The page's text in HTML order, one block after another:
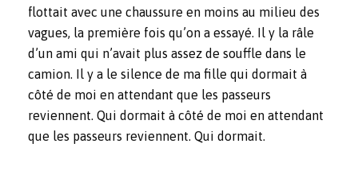
flottait avec une chaussure en moins au milieu des
vagues, la première fois qu’on a essayé. Il y la râle
d’un ami qui n’avait plus assez de souffle dans le
camion. Il y a le silence de ma fille qui dormait à
côté de moi en attendant que les passeurs
reviennent. Qui dormait à côté de moi en attendant
que les passeurs reviennent. Qui dormait.